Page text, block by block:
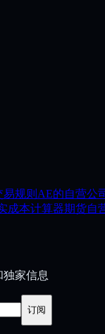
易规则 AE的自营公
成本计算器期货自
家信息
订阅